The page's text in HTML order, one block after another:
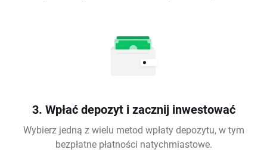
3. Wpłać depozyt i zacznij inwestować
Wybierz jedną z wielu metod wpłaty depozytu, w tym
bezpłatne płatności natychmiastowe.